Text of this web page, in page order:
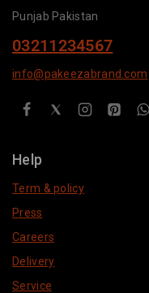
Punjab Pakistan
03211234567
info@pakeezabrand.com
Help
Term & policy
Press
Careers
Delivery
Service